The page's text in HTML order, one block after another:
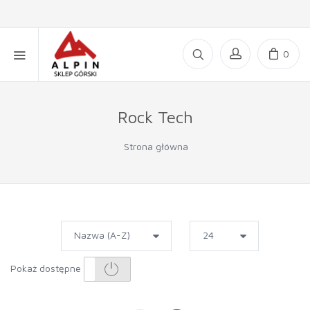
0
Rock Tech
Strona główna
Pokaż dostępne